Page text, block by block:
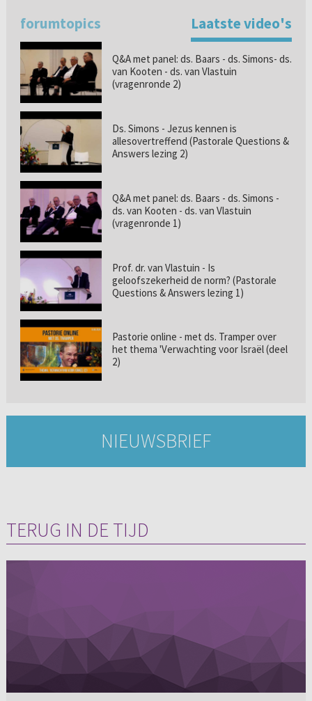
forumtopics Laatste video's
Q&A met panel: ds. Baars - ds. Simons- ds.
van Kooten - ds. van Vlastuin
(vragenronde 2)
Ds. Simons - Jezus kennen is
allesovertreffend (Pastorale Questions &
Answers lezing 2)
Q&A met panel: ds. Baars - ds. Simons -
ds. van Kooten - ds. van Vlastuin
(vragenronde 1)
Prof. dr. van Vlastuin - Is
geloofszekerheid de norm? (Pastorale
Questions & Answers lezing 1)
Pastorie online - met ds. Tramper over
het thema 'Verwachting voor Israël (deel
2)
NIEUWSBRIEF
TERUG IN DE TIJD